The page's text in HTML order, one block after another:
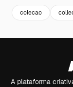
colecao
A plataforma